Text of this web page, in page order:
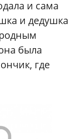
и сама
и дедушка
была
где